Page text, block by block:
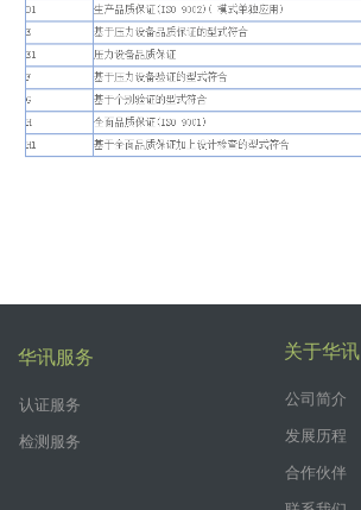
华讯服务
认证服务
检测服务
关于华讯
公司简介
发展历程
合作伙伴